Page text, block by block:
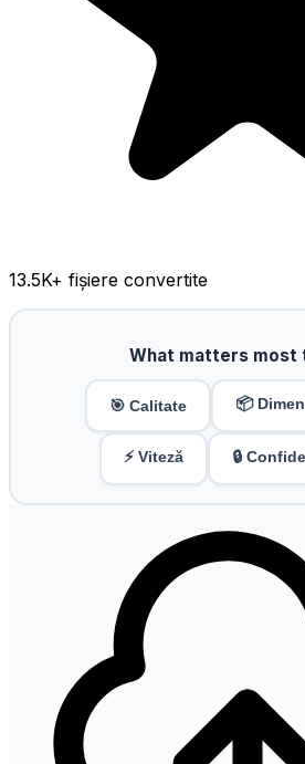
13.5K+ fișiere convertite
What matters most
🎯 Calitate 📦
⚡ Viteză 🔒